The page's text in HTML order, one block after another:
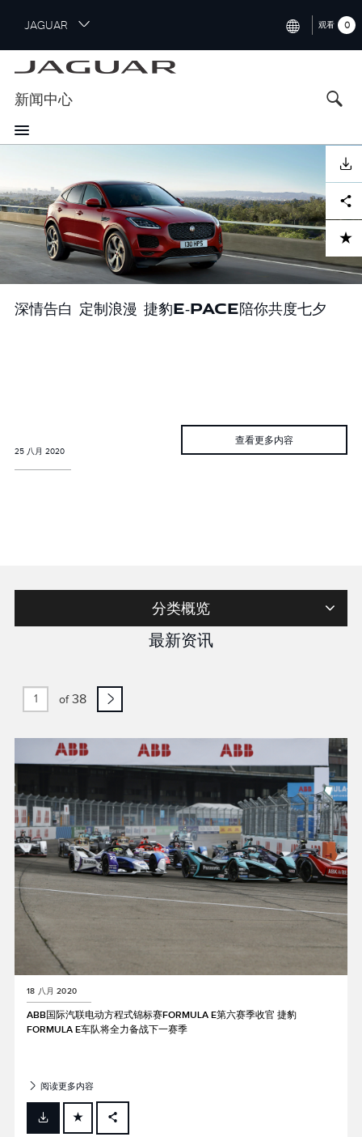
i
p
o
m
a
c
o
n
JAGUAR
UNITED KINGDOM (ENGLISH)
GERMANY (DEUTSCH)
FRANCE (FRANÇAIS)
ITALY (ITALIANO)
观看 0
新闻中心
ADD TO CART
Facebook
X LinkedInShare
深情告白 定制浪漫 捷豹E‑PACE陪你共度七夕
25 八月 2020
查看更多内容
分类概览
最新资讯
of 38
18 八月 2020
ABB国际汽联电动方程式锦标赛FORMULA E第六赛季收官 捷豹
FORMULA E车队将全力备战下一赛季
阅读更多内容
FACEBOOK